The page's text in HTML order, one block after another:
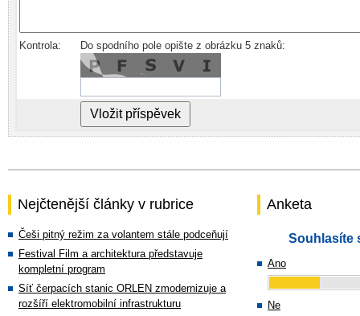
Kontrola: Do spodního pole opište z obrázku 5 znaků:
Nejčtenější články v rubrice
Češi pitný režim za volantem stále podceňují
Festival Film a architektura představuje
kompletní program
Síť čerpacích stanic ORLEN zmodernizuje a
rozšíří elektromobilní infrastrukturu
Anketa
Souhlasíte
Ano
Ne